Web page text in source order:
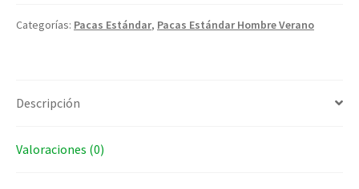
Categorías: Pacas Estándar, Pacas Estándar Hombre Verano
Descripción
Valoraciones (0)